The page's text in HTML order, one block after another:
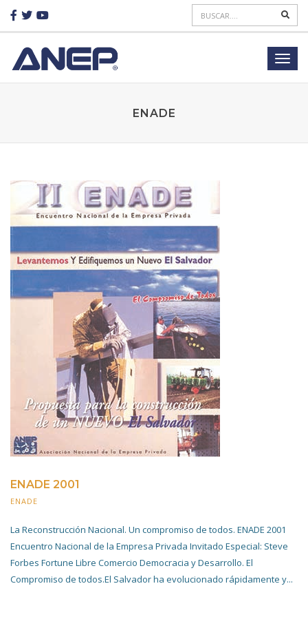
ENADE
ENADE 2001
ENADE
La Reconstrucción Nacional. Un compromiso de todos. ENADE 2001
Encuentro Nacional de la Empresa Privada Invitado Especial: Steve
Forbes Fortune Libre Comercio Democracia y Desarrollo. El
Compromiso de todos.El Salvador ha evolucionado rápidamente y...